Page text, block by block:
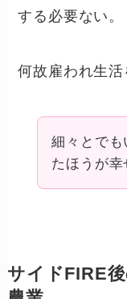
する必要ない。
何故雇われ生
細々とでも
たほうが
サイドFIRE